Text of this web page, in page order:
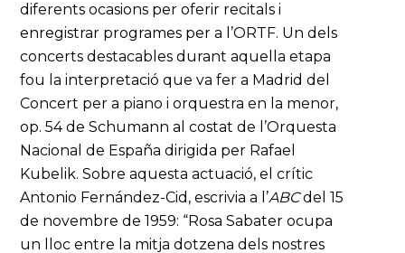
diferents ocasions per oferir recitals i
enregistrar programes per a l’ORTF. Un dels
concerts destacables durant aquella etapa
fou la interpretació que va fer a Madrid del
Concert per a piano i orquestra en la menor,
op. 54 de Schumann al costat de l’Orquesta
Nacional de España dirigida per Rafael
Kubelik. Sobre aquesta actuació, el crític
Antonio Fernández-Cid, escrivia a l’ABCdel 15
de novembre de 1959: “Rosa Sabater ocupa
un lloc entre la mitja dotzena dels nostres